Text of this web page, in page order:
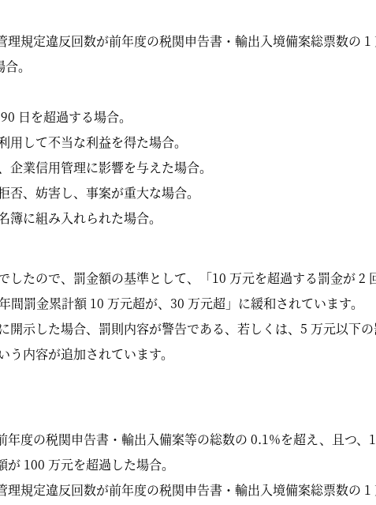
規定違反回数が前年度の税関申告書・輸出入境備案総票数の 1
。
日を超過する場合。
用して不当な利益を得た場合。
企業信用管理に影響を与えた場合。
否、妨害し、事案が重大な場合。
簿に組み入れられた場合。
したので、罰金額の基準として、「10 万元を超過する罰金が 2
罰金累計額 10 万元超が、30 万元超」に緩和されています。
開示した場合、罰則内容が警告である、若しくは、5 万元以下
内容が追加されています。
年度の税関申告書・輸出入備案等の総数の 0.1%を超え、且つ、
100 万元を超過した場合。
規定違反回数が前年度の税関申告書・輸出入境備案総票数の 1